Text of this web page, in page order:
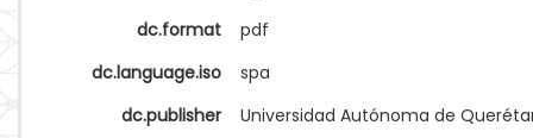
dc.format
pdf
dc.language.iso
spa
dc.publisher
Universidad Autónoma de